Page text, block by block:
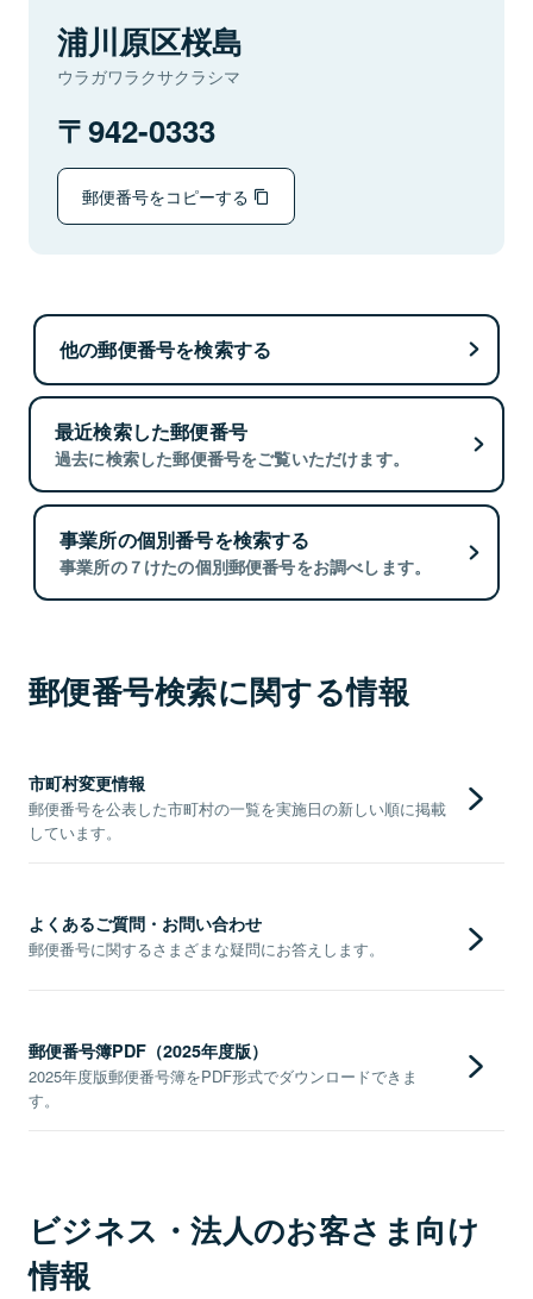
浦川原区桜島
ウラガワラクサクラシマ
942-0333
郵便番号をコピーする
他の郵便番号を検索する
最近検索した郵便番号
過去に検索した郵便番号をご覧いただけます。
事業所の個別番号を検索する
事業所の７けたの個別郵便番号をお調べします。
郵便番号検索に関する情報
市町村変更情報
郵便番号を公表した市町村の一覧を実施日の新しい順に掲載
しています。
よくあるご質問・お問い合わせ
郵便番号に関するさまざまな疑問にお答えします。
郵便番号簿PDF（2025年度版）
2025年度版郵便番号簿をPDF形式でダウンロードできま
す。
ビジネス・法人のお客さま向け
情報